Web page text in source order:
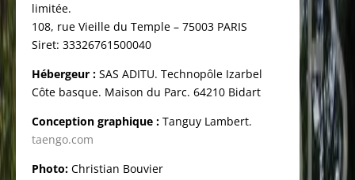
limitée.
108, rue Vieille du Temple – 75003 PARIS
Siret: 33326761500040
Hébergeur : SAS ADITU. Technopôle Izarbel
Côte basque. Maison du Parc. 64210 Bidart
Conception graphique : Tanguy Lambert.
taengo.com
Photo: Christian Bouvier